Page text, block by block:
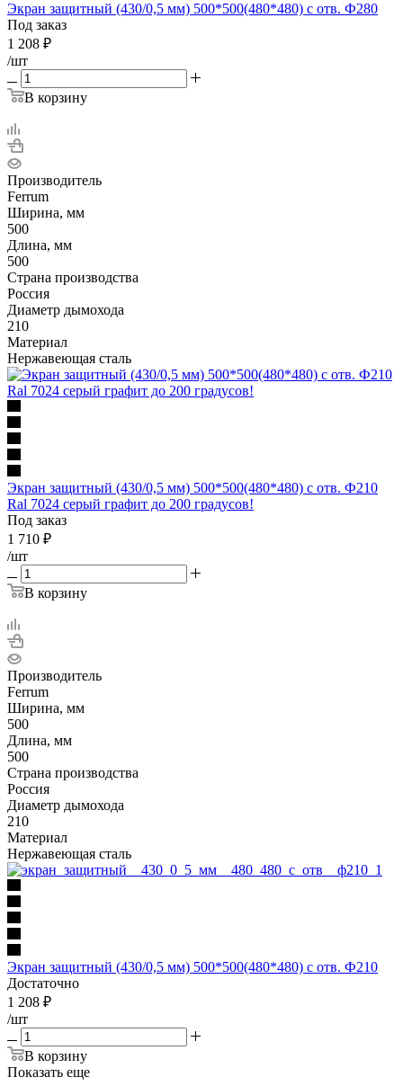
Экран защитный (430/0,5 мм) 500*500(480*480) с отв. Ф280
Под заказ
1 208 ₽
/шт
В корзину
Производитель
Ferrum
Ширина, мм
500
Длина, мм
500
Страна производства
Россия
Диаметр дымохода
210
Материал
Нержавеющая сталь
Экран защитный (430/0,5 мм) 500*500(480*480) с отв. Ф210
Ral 7024 серый графит до 200 градусов!
Под заказ
1 710 ₽
/шт
В корзину
Производитель
Ferrum
Ширина, мм
500
Длина, мм
500
Страна производства
Россия
Диаметр дымохода
210
Материал
Нержавеющая сталь
Экран защитный (430/0,5 мм) 500*500(480*480) с отв. Ф210
Достаточно
1 208 ₽
/шт
В корзину
Показать еще